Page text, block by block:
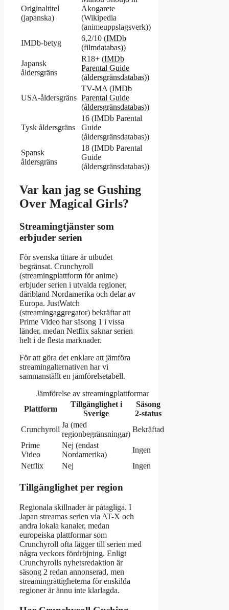
Originaltitel
(japanska)
Akogarete
(Wikipedia
(animeuppslagsverk))
IMDb-betyg
6,2/10 (IMDb
(filmdatabas))
Japansk
åldersgräns
R18+ (IMDb
Parental Guide
(åldersgränsdatabas))
USA-åldersgräns
TV-MA (IMDb
Parental Guide
(åldersgränsdatabas))
Tysk åldersgräns
16 (IMDb Parental
Guide
(åldersgränsdatabas))
Spansk
åldersgräns
18 (IMDb Parental
Guide
(åldersgränsdatabas))
Var kan jag se Gushing
Over Magical Girls?
Streamingtjänster som
erbjuder serien
För svenska tittare är utbudet
begränsat. Crunchyroll
(streamingplattform för anime)
erbjuder serien i utvalda regioner,
däribland Nordamerika och delar av
Europa. JustWatch
(streamingaggregator) bekräftar att
Prime Video har säsong 1 i vissa
länder, medan Netflix saknar serien
helt i de flesta marknader.
För att göra det enklare att jämföra
streamingalternativen har vi
sammanställt en jämförelsetabell.
Jämförelse av streamingplattformar
Plattform
Tillgänglighet i
Sverige
Säsong
2-status
Crunchyroll
Ja (med
regionbegränsningar)
Bekräftad
Prime
Video
Nej (endast
Nordamerika)
Ingen
Netflix
Nej Ingen
Tillgänglighet per region
Regionala skillnader är påtagliga. I
Japan streamas serien via AT-X och
andra lokala kanaler, medan
europeiska plattformar som
Crunchyroll ofta lägger till serien med
några veckors fördröjning. Enligt
Crunchyrolls nyhetsredaktion är
säsong 2 redan annonserad, men
streamingrättigheterna för enskilda
regioner är ännu inte klarlagda.